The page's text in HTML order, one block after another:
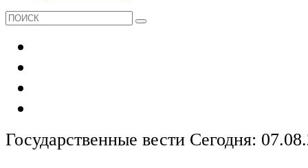
Государственные вести Сегодня: